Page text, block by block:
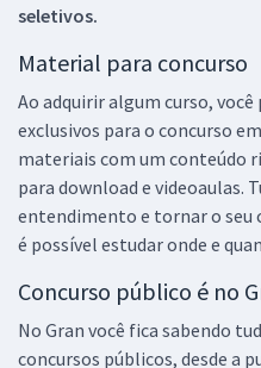
seletivos.
Material para concurso
Ao adquirir algum curso,
exclusivos para o concurso
materiais com um conteúdo
para download e videoaulas.
entendimento e tornar o seu
é possível estudar onde e
Concurso público é no
No Gran você fica sabendo
concursos públicos, desde a